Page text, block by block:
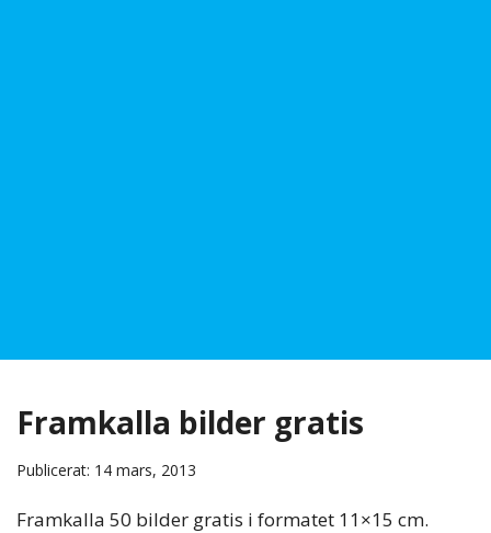
Framkalla bilder gratis
Publicerat: 14 mars, 2013
Framkalla 50 bilder gratis i formatet 11×15 cm.